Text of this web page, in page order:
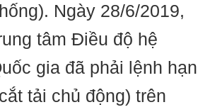
Ngày 28/6/2019,
tâm Điều độ hệ
gia đã phải lệnh hạn
tải chủ động) trên